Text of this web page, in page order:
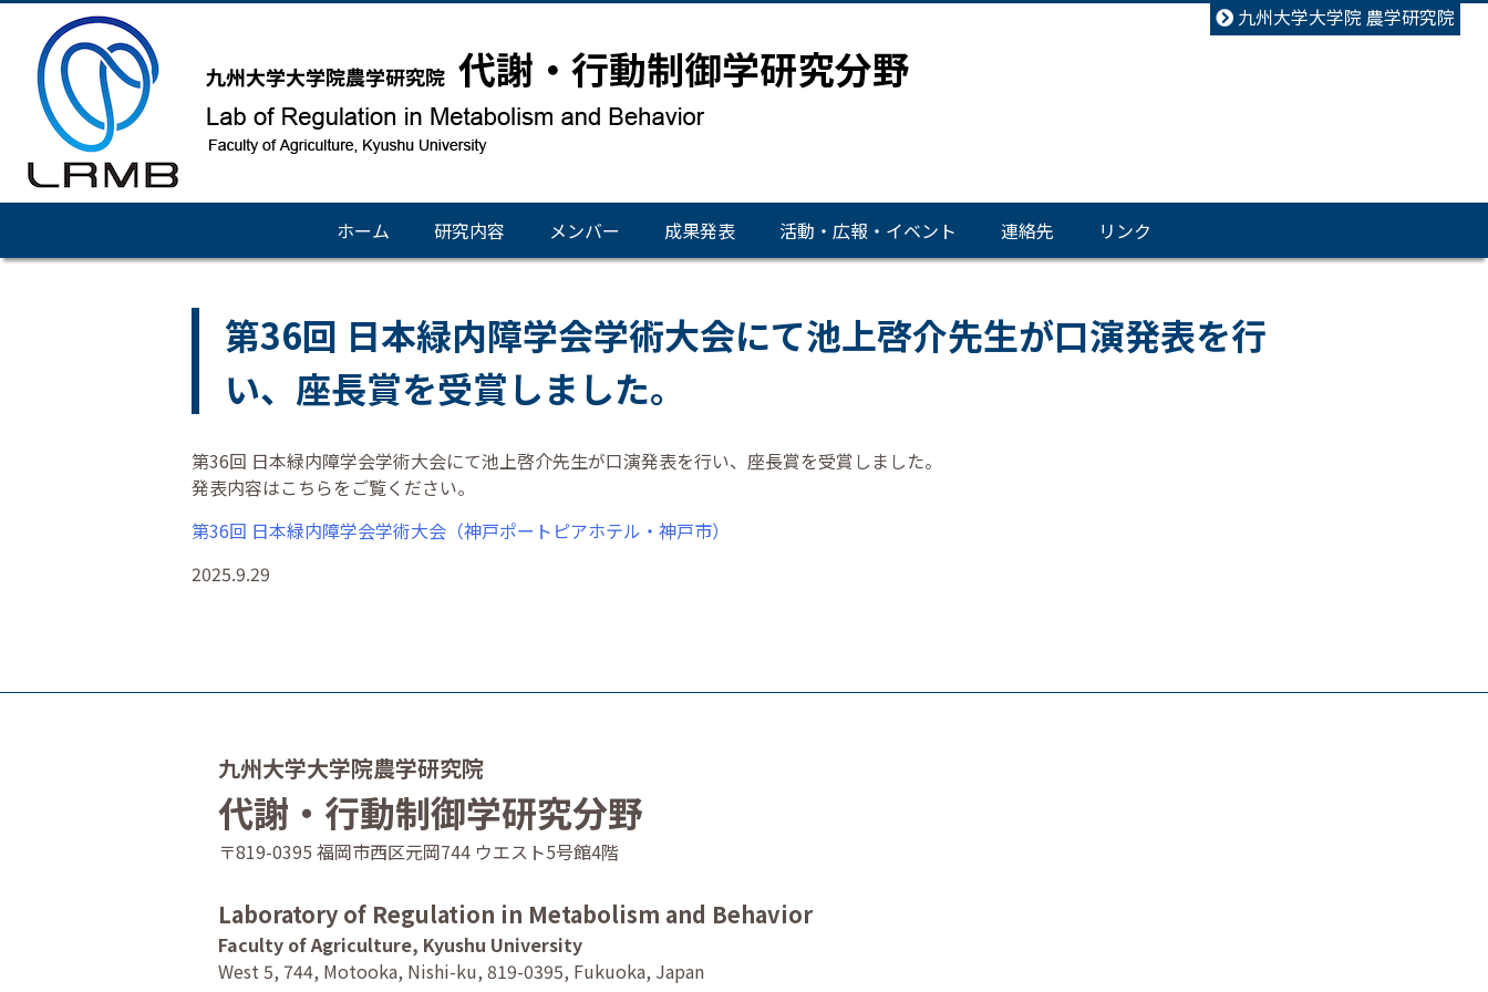
九州大学大学院 農学研究院
ホーム 研究内容 メンバー 成果発表 活動・広報・イベント 連絡先 リンク
第36回 日本緑内障学会学術大会にて池上啓介先生が口演発表を行
い、座長賞を受賞しました。
第36回 日本緑内障学会学術大会にて池上啓介先生が口演発表を行い、座長賞を受賞しました。
発表内容はこちらをご覧ください。
第36回 日本緑内障学会学術大会（神戸ポートピアホテル・神戸市）
2025.9.29
九州大学大学院農学研究院
代謝・行動制御学研究分野
〒819-0395 福岡市西区元岡744 ウエスト5号館4階
Laboratory of Regulation in Metabolism and Behavior
Faculty of Agriculture, Kyushu University
West 5, 744, Motooka, Nishi-ku, 819-0395, Fukuoka, Japan